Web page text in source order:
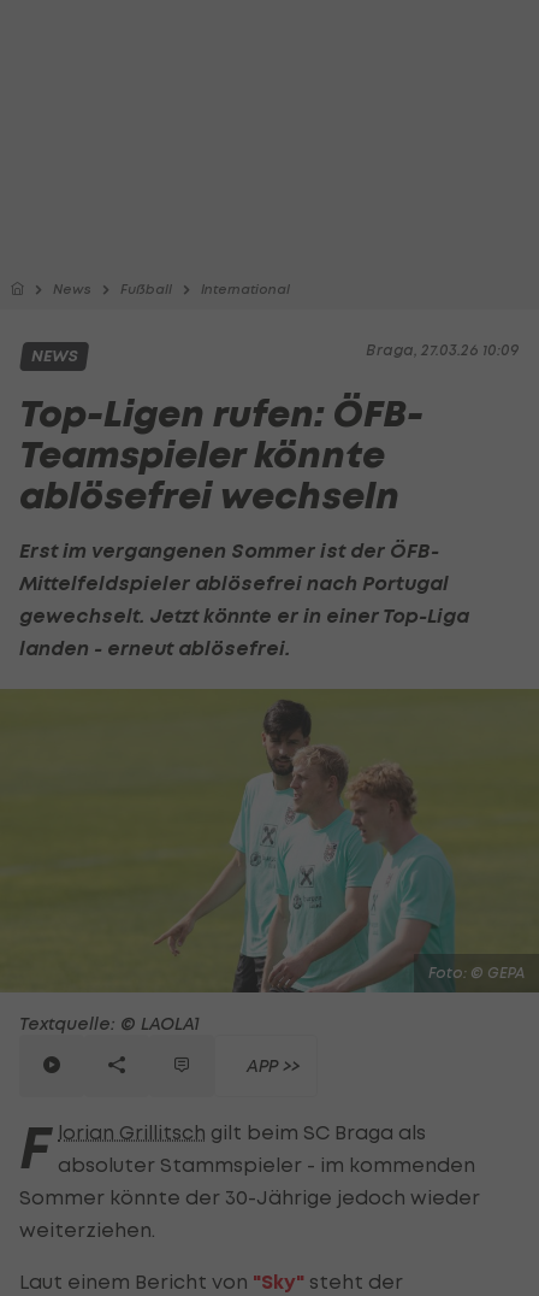
News Fußball International
Braga, 27.03.26 10:09
NEWS
Top-Ligen rufen: ÖFB-
Teamspieler könnte
ablösefrei wechseln
Erst im vergangenen Sommer ist der ÖFB-
Mittelfeldspieler ablösefrei nach Portugal
gewechselt. Jetzt könnte er in einer Top-Liga
landen - erneut ablösefrei.
Foto: © GEPA
Textquelle: © LAOLA1
APP >>
F lorian Grillitsch gilt beim SC Braga als
absoluter Stammspieler - im kommenden
Sommer könnte der 30-Jährige jedoch wieder
weiterziehen.
Laut einem Bericht von "Sky" steht der